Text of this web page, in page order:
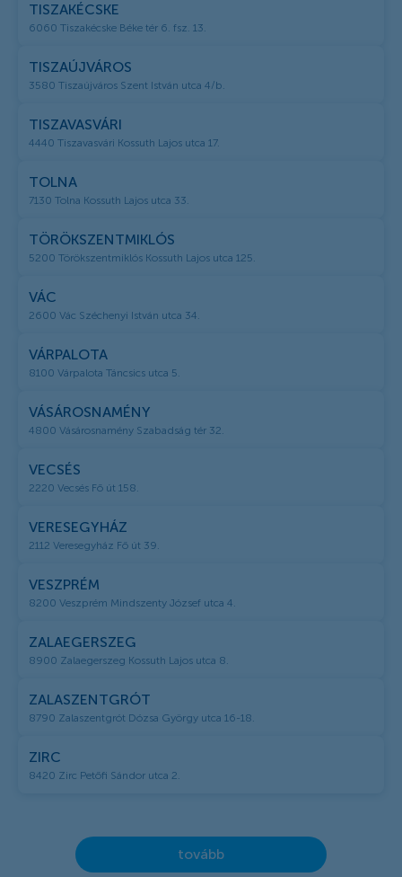
TISZAKÉCSKE
6060 Tiszakécske Béke tér 6. fsz. 13.
TISZAÚJVÁROS
3580 Tiszaújváros Szent István utca 4/b.
TISZAVASVÁRI
4440 Tiszavasvári Kossuth Lajos utca 17.
TOLNA
7130 Tolna Kossuth Lajos utca 33.
TÖRÖKSZENTMIKLÓS
5200 Törökszentmiklós Kossuth Lajos utca 125.
VÁC
2600 Vác Széchenyi István utca 34.
VÁRPALOTA
8100 Várpalota Táncsics utca 5.
VÁSÁROSNAMÉNY
4800 Vásárosnamény Szabadság tér 32.
VECSÉS
2220 Vecsés Fő út 158.
VERESEGYHÁZ
2112 Veresegyház Fő út 39.
VESZPRÉM
8200 Veszprém Mindszenty József utca 4.
ZALAEGERSZEG
8900 Zalaegerszeg Kossuth Lajos utca 8.
ZALASZENTGRÓT
8790 Zalaszentgrót Dózsa György utca 16-18.
ZIRC
8420 Zirc Petőfi Sándor utca 2.
tovább